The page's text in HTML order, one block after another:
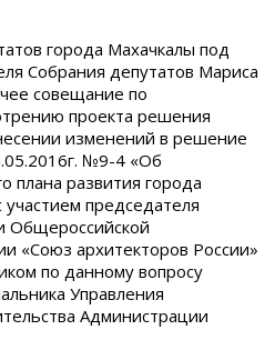
города Махачкалы под
Собрания депутатов Мариса
совещание по
проекта решения
изменений в решение
№9-4 «Об
плана развития города
председателя
Общероссийской
«Союз архитекторов России»
по данному вопросу
Управления
Администрации